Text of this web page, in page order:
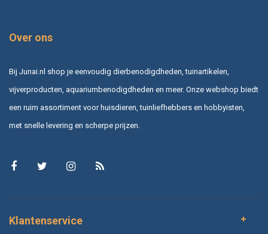
Over ons
Bij Junai.nl shop je eenvoudig dierbenodigdheden, tuinartikelen,
vijverproducten, aquariumbenodigdheden en meer. Onze webshop biedt
een ruim assortiment voor huisdieren, tuinliefhebbers en hobbyisten,
met snelle levering en scherpe prijzen.
Klantenservice